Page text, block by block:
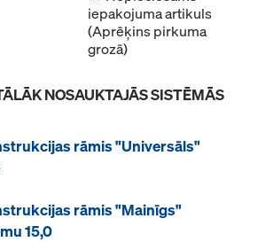
iepakojuma artikuls
(Aprēķins pirkuma
grozā)
NOSAUKTAJĀS SISTĒMĀS
rāmis "Universāls"
rāmis "Mainīgs"
15,0